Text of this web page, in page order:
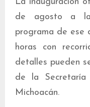
La inauguración
de agosto a
programa de ese
horas con
detalles pueden
de la
Michoacán.